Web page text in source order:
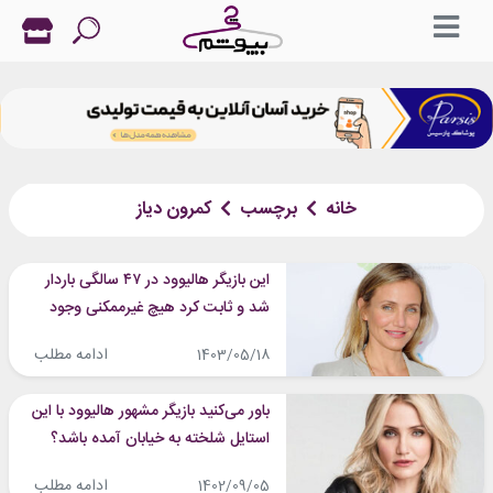
خانه برچسب کمرون دیاز
این بازیگر هالیوود در ۴۷ سالگی باردار
شد و ثابت کرد هیچ غیرممکنی وجود
بارداری که باید ببینید
1403/05/18 ادامه مطلب
باور می‌کنید بازیگر مشهور هالیوود با این
استایل شلخته به خیابان آمده باشد؟
1402/09/05 ادامه مطلب